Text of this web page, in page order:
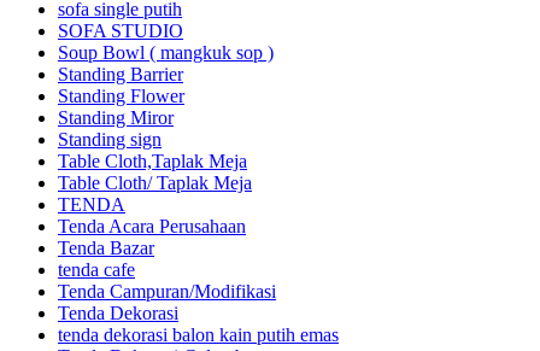
sofa single putih
SOFA STUDIO
Soup Bowl ( mangkuk sop )
Standing Barrier
Standing Flower
Standing Miror
Standing sign
Table Cloth,Taplak Meja
Table Cloth/ Taplak Meja
TENDA
Tenda Acara Perusahaan
Tenda Bazar
tenda cafe
Tenda Campuran/Modifikasi
Tenda Dekorasi
tenda dekorasi balon kain putih emas